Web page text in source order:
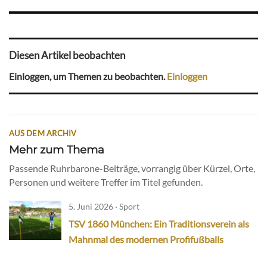
Diesen Artikel beobachten
Einloggen, um Themen zu beobachten.Einloggen
AUS DEM ARCHIV
Mehr zum Thema
Passende Ruhrbarone-Beiträge, vorrangig über Kürzel, Orte,
Personen und weitere Treffer im Titel gefunden.
5. Juni 2026 · Sport
TSV 1860 München: Ein Traditionsverein als
Mahnmal des modernen Profifußballs